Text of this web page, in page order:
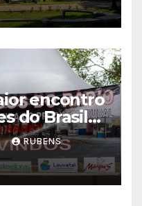
encontro
do Brasil
por
RUBENS